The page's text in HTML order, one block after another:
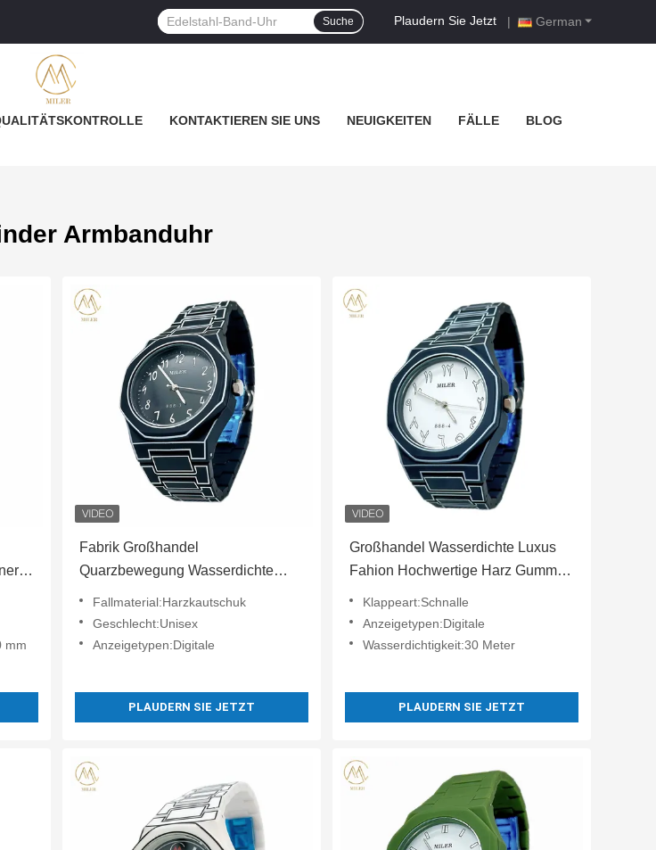
German
Plaudern Sie Jetzt |
Suche
KONTAKTIEREN SIE UNS NEUIGKEITEN FÄLLE BLOG
Armbanduhr
mm
Fabrik Großhandel
Quarzbewegung Wasserdichte
Fallmaterial:Harzkautschuk
Geschlecht:Unisex
Anzeigetypen:Digitale
PLAUDERN SIE JETZT
Großhandel Wasserdichte Luxus
Fahion Hochwertige Harz Gummi
Klappeart:Schnalle
Anzeigetypen:Digitale
Wasserdichtigkeit:30 Meter
PLAUDERN SIE JETZT